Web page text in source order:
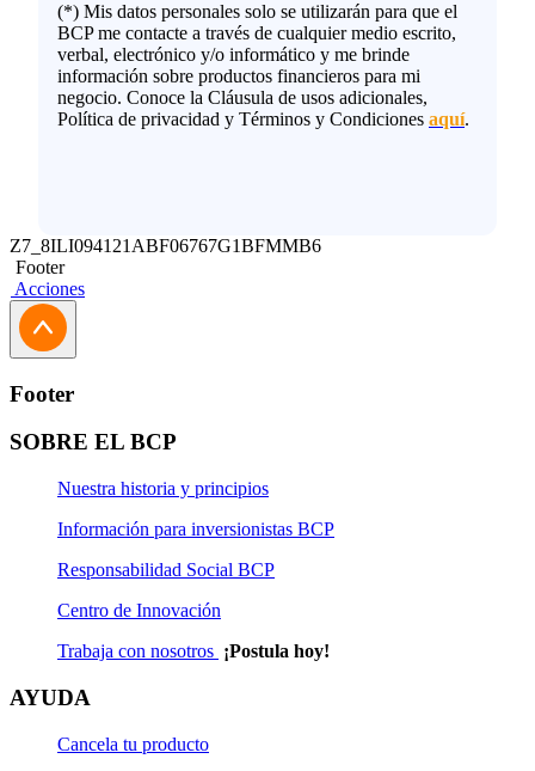
(*) Mis datos personales solo se utilizarán para que el
BCP me contacte a través de cualquier medio escrito,
verbal, electrónico y/o informático y me brinde
información sobre productos financieros para mi
negocio. Conoce la Cláusula de usos adicionales,
Política de privacidad y Términos y Condiciones aquí.
Z7_8ILI094121ABF06767G1BFMMB6
Footer
Acciones
Footer
SOBRE EL BCP
Nuestra historia y principios
Información para inversionistas BCP
Responsabilidad Social BCP
Centro de Innovación
Trabaja con nosotros ¡Postula hoy!
AYUDA
Cancela tu producto